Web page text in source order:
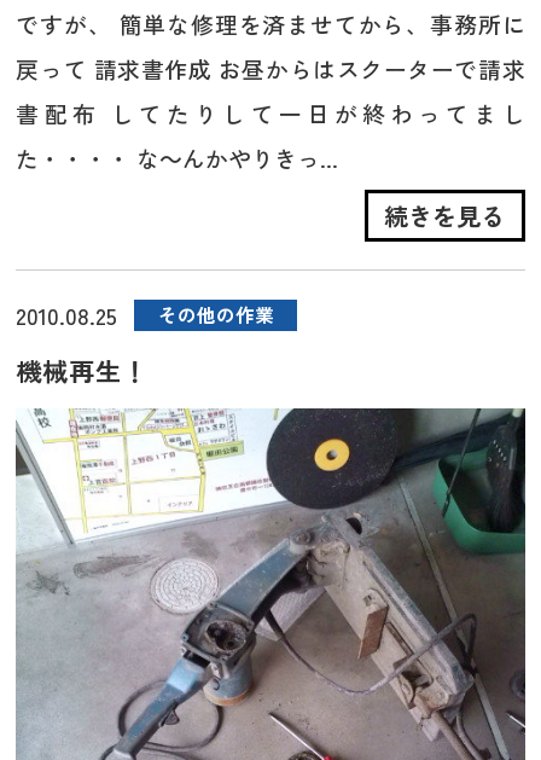
ですが、 簡単な修理を済ませてから、事務所に
戻って 請求書作成 お昼からはスクーターで請求
書配布 してたりして一日が終わってまし
た・・・・ な～んかやりきっ...
続きを見る
2010.08.25 その他の作業
機械再生！